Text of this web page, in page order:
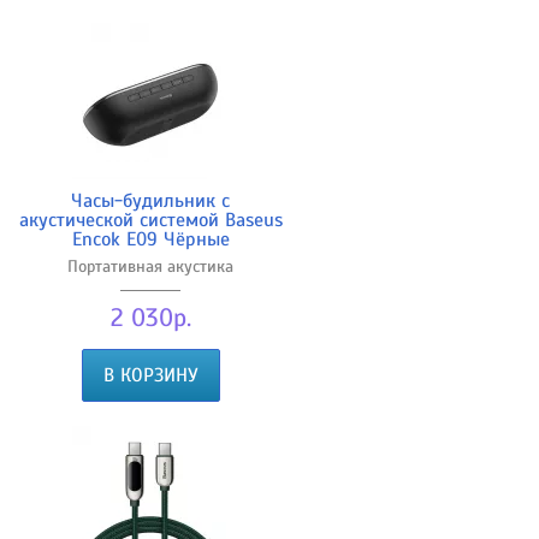
Часы-будильник с
акустической системой Baseus
Encok E09 Чёрные
Портативная акустика
2 030р.
В КОРЗИНУ